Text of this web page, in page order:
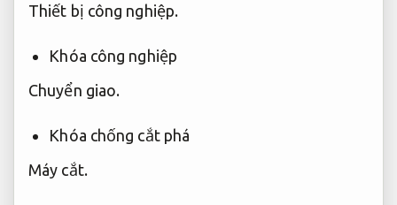
Thiết bị công nghiệp.
Khóa công nghiệp
Chuyển giao.
Khóa chống cắt phá
Máy cắt.